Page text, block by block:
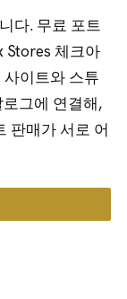
다. 무료 포트
Stores 체크아
이트와 스튜
그에 연결해,
판매가 서로 어